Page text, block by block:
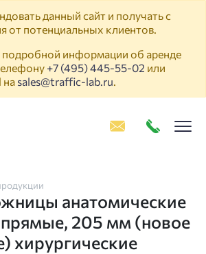
данный сайт и получать с
от потенциальных клиентов.
подробной информации об аренде
+7 (495) 445-55-02 или
на sales@traffic-lab.ru.
анатомические
205 мм (новое
хирургические